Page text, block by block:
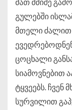
მათ მძიმე
გულებში
მთელი ძალით
ევედრებოდნენ
ცოცხალი
სიამოვნებით
ტყვეებს.
სურვილით